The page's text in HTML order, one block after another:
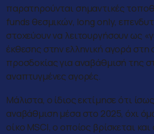
παρατηρούνται σημαντικές
funds θεσμικών, long only,
στοχεύουν να λειτουργήσουν ως
έκθεσης στην ελληνική αγορά στη
προσδοκίας για αναβάθμισή της
αναπτυγμένες αγορές.
Μάλιστα, ο ίδιος εκτίμησε ότι
αναβάθμιση μέσα στο 2025, όχι
οίκο MSCI, ο οποίος βρίσκεται και